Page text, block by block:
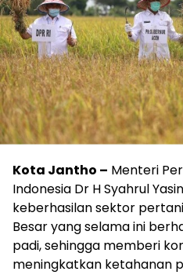
Kota Jantho – Menteri
Indonesia Dr H Syahrul
keberhasilan sektor
Besar yang selama ini
padi, sehingga memberi
meningkatkan ketahanan